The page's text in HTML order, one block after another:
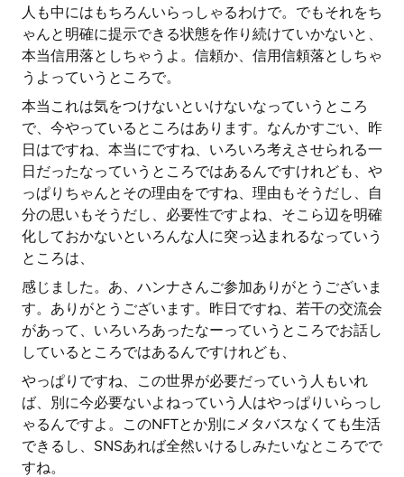
人も中にはもちろんいらっしゃるわけで。でもそれをち
ゃんと明確に提示できる状態を作り続けていかないと、
本当信用落としちゃうよ。信頼か、信用信頼落としちゃ
うよっていうところで。
本当これは気をつけないといけないなっていうところ
で、今やっているところはあります。なんかすごい、昨
日はですね、本当にですね、いろいろ考えさせられる一
日だったなっていうところではあるんですけれども、や
っぱりちゃんとその理由をですね、理由もそうだし、自
分の思いもそうだし、必要性ですよね、そこら辺を明確
化しておかないといろんな人に突っ込まれるなっていう
ところは、
感じました。あ、ハンナさんご参加ありがとうございま
す。ありがとうございます。昨日ですね、若干の交流会
があって、いろいろあったなーっていうところでお話し
しているところではあるんですけれども、
やっぱりですね、この世界が必要だっていう人もいれ
ば、別に今必要ないよねっていう人はやっぱりいらっし
ゃるんですよ。このNFTとか別にメタバスなくても生活
できるし、SNSあれば全然いけるしみたいなところでで
すね。